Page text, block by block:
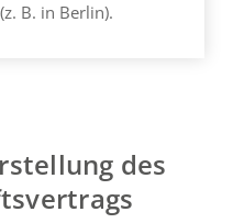
B. in Berlin).
des